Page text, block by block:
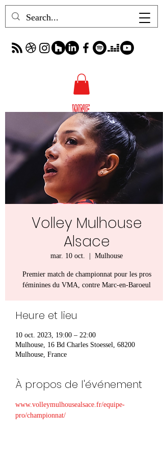
Volley Mulhouse
Alsace
mar. 10 oct.
  |
Mulhouse
Premier match de championnat pour les pros
féminines du VMA, contre Marc-en-Baroeul
Heure et lieu
10 oct. 2023, 19:00 – 22:00
Mulhouse, 16 Bd Charles Stoessel, 68200
Mulhouse, France
À propos de l'événement
www.volleymulhousealsace.fr/equipe-
pro/championnat/